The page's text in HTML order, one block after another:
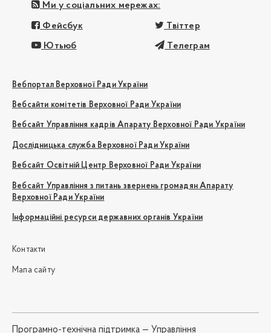
Ми у соціальних мережах:
Фейсбук Твіттер
Ютьюб Телеграм
Вебпортал Верховної Ради України
Вебсайти комітетів Верховної Ради України
Вебсайт Управління кадрів Апарату Верховної Ради України
Дослідницька служба Верховної Ради України
Вебсайт Освітній Центр Верховної Ради України
Вебсайт Управління з питань звернень громадян Апарату
Верховної Ради України
Інформаційні ресурси державних органів України
Контакти
Мапа сайту
Програмно-технічна підтримка — Управління